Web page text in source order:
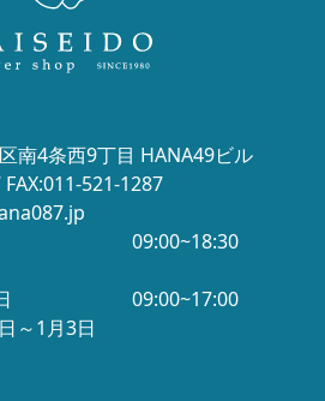
南4条西9丁目 HANA49ビル
521-1287
09:00~18:30
09:00~17:00
～1月3日